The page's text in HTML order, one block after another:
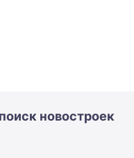
новостроек